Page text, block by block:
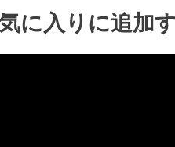
に入りに追加